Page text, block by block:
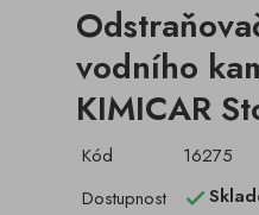
vodního
KIMICAR
Kód
16275
Dostupnost
